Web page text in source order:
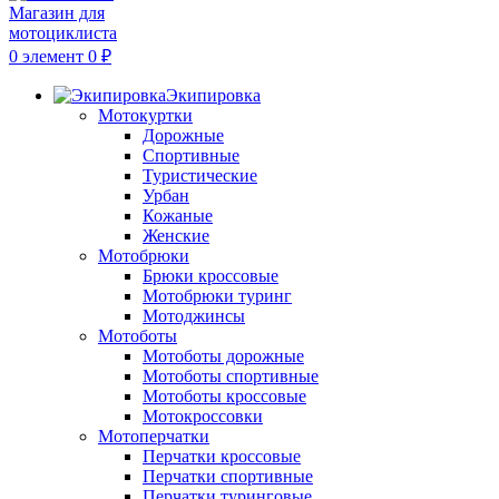
0 элемент 0 ₽
Экипировка
Мотокуртки
Дорожные
Спортивные
Туристические
Урбан
Кожаные
Женские
Мотобрюки
Брюки кроссовые
Мотобрюки туринг
Мотоджинсы
Мотоботы
Мотоботы дорожные
Мотоботы спортивные
Мотоботы кроссовые
Мотокроссовки
Мотоперчатки
Перчатки кроссовые
Перчатки спортивные